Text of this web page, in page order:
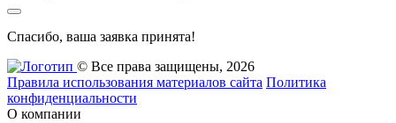
Спасибо, ваша заявка принята!
© Все права защищены, 2026
Правила использования материалов сайта Политика
конфиденциальности
О компании